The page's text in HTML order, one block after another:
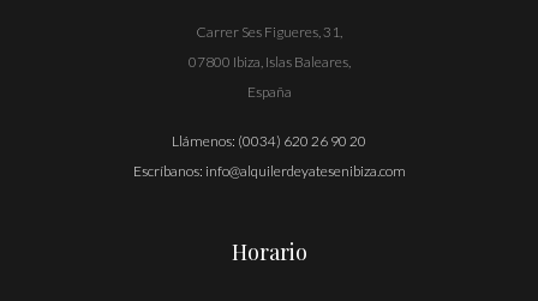
Carrer Ses Figueres, 31,
07800 Ibiza, Islas Baleares,
España
Llámenos: (0034) 620 26 90 20
Escríbanos: info@alquilerdeyatesenibiza.com
Horario